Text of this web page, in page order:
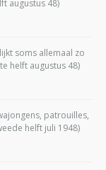
augustus 48)
soms allemaal zo
helft augustus 48)
patrouilles,
helft juli 1948)